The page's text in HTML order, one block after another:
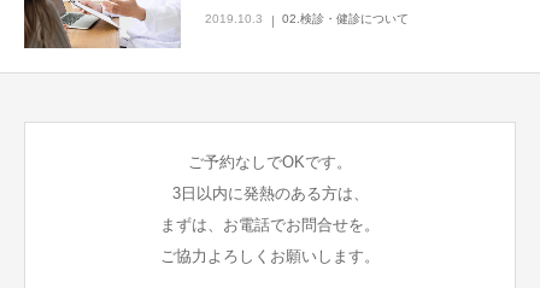
2019.10.3 02.検診・健診について
ご予約なしでOKです。
3日以内に発熱のある方は、
まずは、お電話でお問合せを。
ご協力よろしくお願いします。